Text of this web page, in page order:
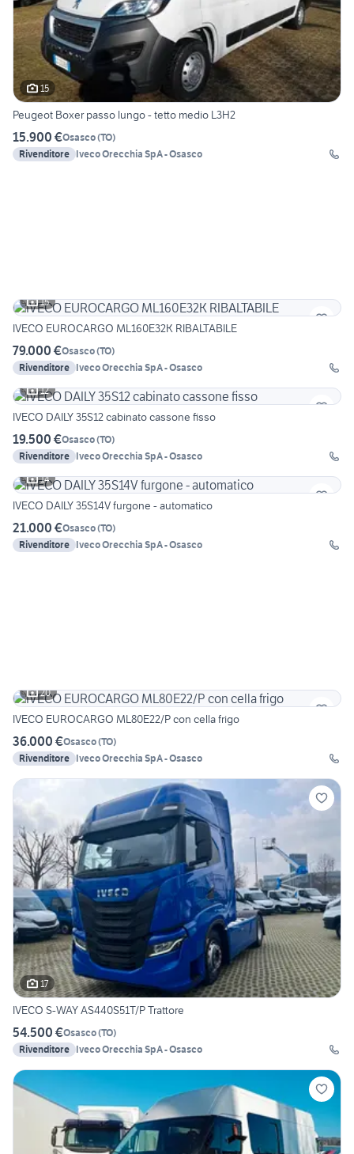
15
Peugeot Boxer passo lungo - tetto medio L3H2
15.900 €Osasco(TO)
Rivenditore Iveco Orecchia SpA - Osasco
15
IVECO EUROCARGO ML160E32K RIBALTABILE
79.000 €Osasco(TO)
Rivenditore Iveco Orecchia SpA - Osasco
12
IVECO DAILY 35S12 cabinato cassone fisso
19.500 €Osasco(TO)
Rivenditore Iveco Orecchia SpA - Osasco
14
IVECO DAILY 35S14V furgone - automatico
21.000 €Osasco(TO)
Rivenditore Iveco Orecchia SpA - Osasco
20
IVECO EUROCARGO ML80E22/P con cella frigo
36.000 €Osasco(TO)
Rivenditore Iveco Orecchia SpA - Osasco
17
IVECO S-WAY AS440S51T/P Trattore
54.500 €Osasco(TO)
Rivenditore Iveco Orecchia SpA - Osasco